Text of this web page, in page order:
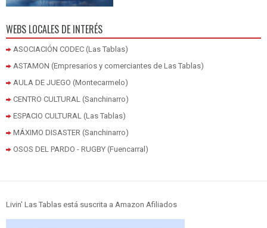
WEBS LOCALES DE INTERÉS
ASOCIACIÓN CODEC (Las Tablas)
ASTAMON (Empresarios y comerciantes de Las Tablas)
AULA DE JUEGO (Montecarmelo)
CENTRO CULTURAL (Sanchinarro)
ESPACIO CULTURAL (Las Tablas)
MÁXIMO DISASTER (Sanchinarro)
OSOS DEL PARDO - RUGBY (Fuencarral)
Livin' Las Tablas está suscrita a Amazon Afiliados